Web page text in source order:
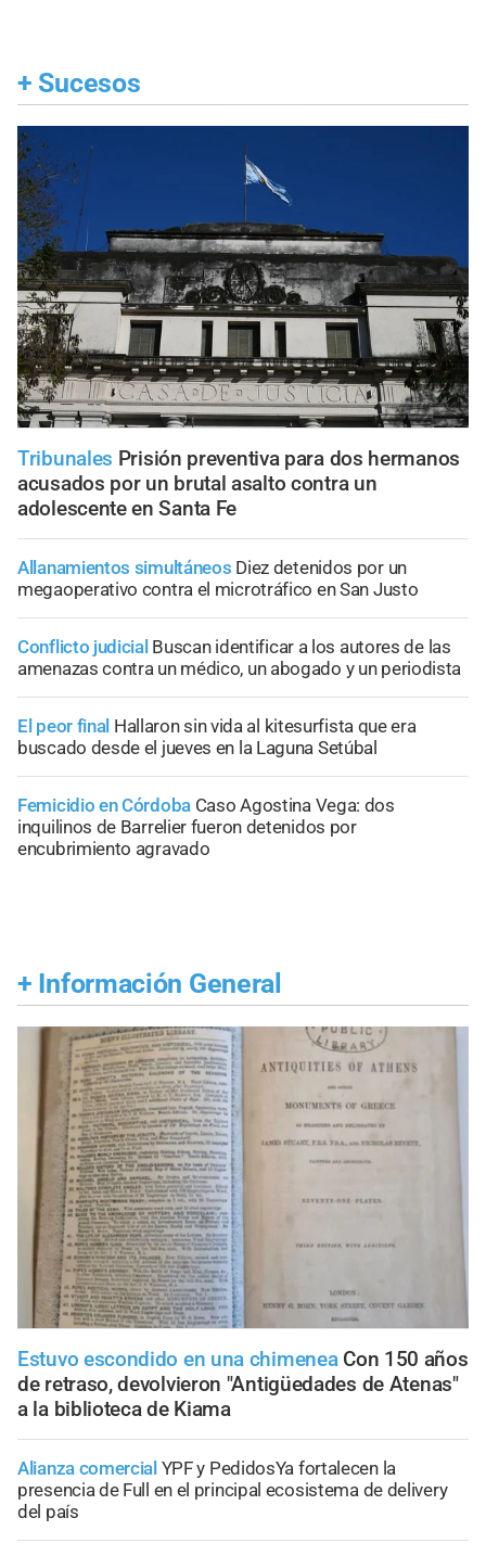
+ Sucesos
Tribunales Prisión preventiva para dos hermanos
acusados por un brutal asalto contra un
adolescente en Santa Fe
Allanamientos simultáneos Diez detenidos por un
megaoperativo contra el microtráfico en San Justo
Conflicto judicial Buscan identificar a los autores de las
amenazas contra un médico, un abogado y un periodista
El peor final Hallaron sin vida al kitesurfista que era
buscado desde el jueves en la Laguna Setúbal
Femicidio en Córdoba Caso Agostina Vega: dos
inquilinos de Barrelier fueron detenidos por
encubrimiento agravado
+ Información General
Estuvo escondido en una chimenea Con 150 años
de retraso, devolvieron "Antigüedades de Atenas"
a la biblioteca de Kiama
Alianza comercial YPF y PedidosYa fortalecen la
presencia de Full en el principal ecosistema de delivery
del país